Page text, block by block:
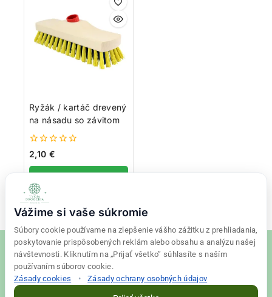
Ryžák / kartáč drevený
na násadu so závitom
0
5
2,10 €
Vážime si vaše súkromie
Súbory cookie používame na zlepšenie vášho zážitku z prehliadania,
poskytovanie prispôsobených reklám alebo obsahu a analýzu našej
návštevnosti. Kliknutím na „Prijať všetko” súhlasíte s naším
používaním súborov cookie.
Zásady cookies
• Zásady ochrany osobných údajov